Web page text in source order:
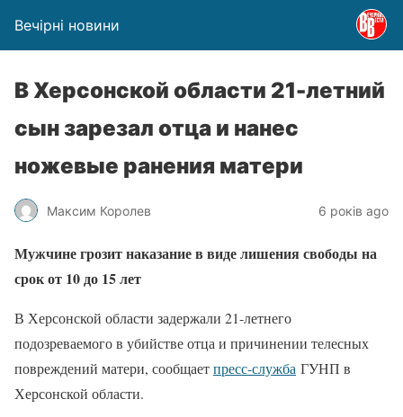
Вечірні новини
В Херсонской области 21-летний
сын зарезал отца и нанес
ножевые ранения матери
Максим Королев 6 років ago
Мужчине грозит наказание в виде лишения свободы на
срок от 10 до 15 лет
В Херсонской области задержали 21-летнего
подозреваемого в убийстве отца и причинении телесных
повреждений матери, сообщаетпресс-служба ГУНП в
Херсонской области.